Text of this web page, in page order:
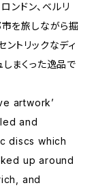
ンドン、ベルリ
市を旅しながら掘
トリックなディ
しまくった逸品で
artwork’
and
discs which
up around
and